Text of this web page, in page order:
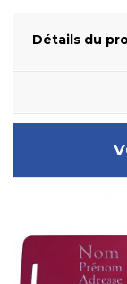
Détails du